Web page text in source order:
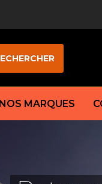
Garniture
NOS MARQUES